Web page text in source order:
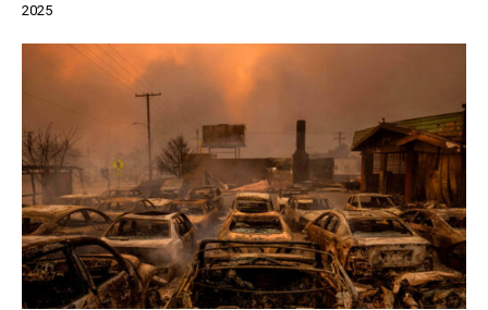
2025